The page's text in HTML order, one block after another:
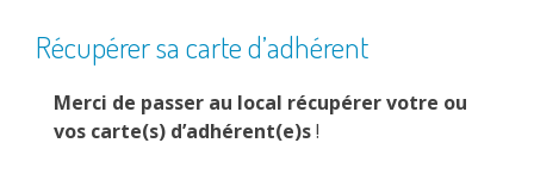
Récupérer sa carte d’adhérent
Merci de passer au local récupérer votre ou
vos carte(s) d’adhérent(e)s!